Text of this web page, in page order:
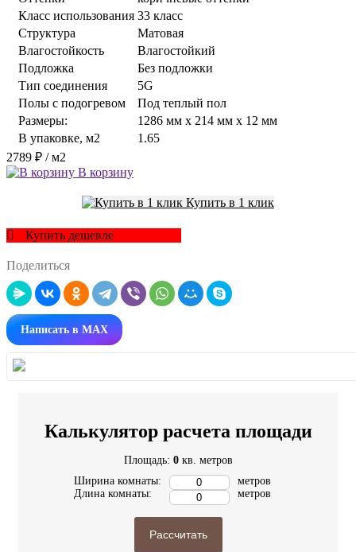
Класс использования 33 класс
Структура
Матовая
Влагостойкость
Влагостойкий
Подложка
Без подложки
Тип соединения
5G
Полы с подогревом
Под теплый пол
Размеры:
1286 мм x 214 мм x 12 мм
В упаковке, м2
1.65
2789 ₽ / м2
В корзину
Купить в 1 клик
Купить дешевле
Поделиться
Написать в MAX
Калькулятор расчета площади
Площадь: 0 кв. метров
Ширина комнаты:
Длина комнаты:
метров
метров
Рассчитать